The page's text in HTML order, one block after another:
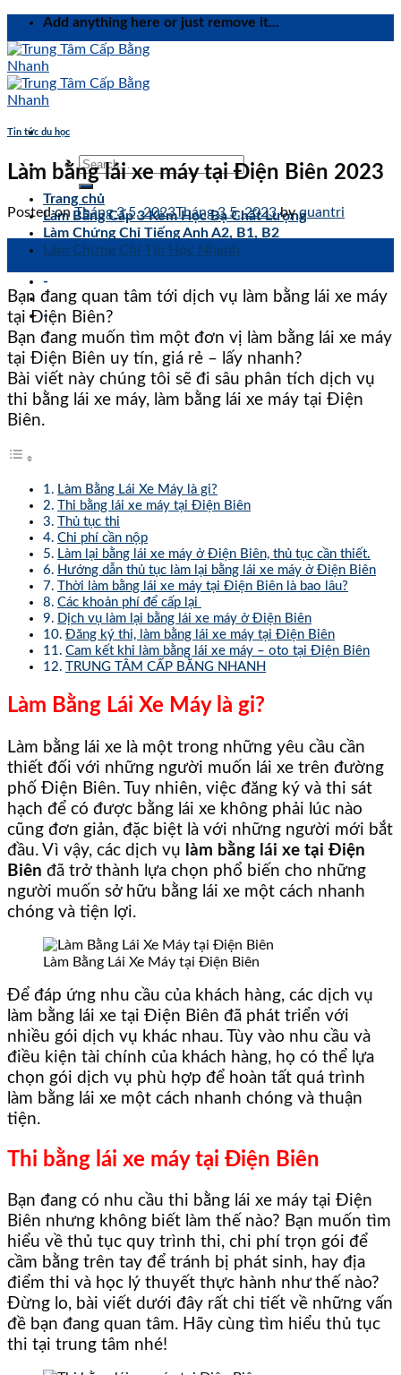
Skip
to
content
Add anything here or just remove it...
Trang chủ
Làm Bằng Cấp 3 Kèm Học Bạ Chất Lượng
Làm Chứng Chỉ Tiếng Anh A2, B1, B2
Làm Chứng Chỉ Tin Học Nhanh
-
-
Tin tức du học
Làm bằng lái xe máy tại Điện Biên 2023
Posted onTháng 3 5, 2023Tháng 3 5, 2023byquantri
Bạn đang quan tâm tới dịch vụ làm bằng lái xe máy
tại Điện Biên?
Bạn đang muốn tìm một đơn vị làm bằng lái xe máy
tại Điện Biên uy tín, giá rẻ – lấy nhanh?
Bài viết này chúng tôi sẽ đi sâu phân tích dịch vụ
thi bằng lái xe máy, làm bằng lái xe máy tại Điện
Biên.
Làm Bằng Lái Xe Máy là gi?
Thi bằng lái xe máy tại Điện Biên
Thủ tục thi
Chi phí cần nộp
Làm lại bằng lái xe máy ở Điện Biên, thủ tục cần thiết.
Hướng dẫn thủ tục làm lại bằng lái xe máy ở Điện Biên
Thời làm bằng lái xe máy tại Điện Biên là bao lâu?
Các khoản phí để cấp lại
Dịch vụ làm lại bằng lái xe máy ở Điện Biên
Đăng ký thi, làm bằng lái xe máy tại Điện Biên
Cam kết khi làm bằng lái xe máy – oto tại Điện Biên
TRUNG TÂM CẤP BẰNG NHANH
Làm Bằng Lái Xe Máy là gi?
Làm bằng lái xe là một trong những yêu cầu cần
thiết đối với những người muốn lái xe trên đường
phố Điện Biên. Tuy nhiên, việc đăng ký và thi sát
hạch để có được bằng lái xe không phải lúc nào
cũng đơn giản, đặc biệt là với những người mới bắt
đầu. Vì vậy, các dịch vụ làm bằng lái xe tại Điện
Biên đã trở thành lựa chọn phổ biến cho những
người muốn sở hữu bằng lái xe một cách nhanh
chóng và tiện lợi.
Làm Bằng Lái Xe Máy tại Điện Biên
Để đáp ứng nhu cầu của khách hàng, các dịch vụ
làm bằng lái xe tại Điện Biên đã phát triển với
nhiều gói dịch vụ khác nhau. Tùy vào nhu cầu và
điều kiện tài chính của khách hàng, họ có thể lựa
chọn gói dịch vụ phù hợp để hoàn tất quá trình
làm bằng lái xe một cách nhanh chóng và thuận
tiện.
Thi bằng lái xe máy tại Điện Biên
Bạn đang có nhu cầu thi bằng lái xe máy tại Điện
Biên nhưng không biết làm thế nào? Bạn muốn tìm
hiểu về thủ tục quy trình thi, chi phí trọn gói để
cầm bằng trên tay để tránh bị phát sinh, hay địa
điểm thi và học lý thuyết thực hành như thế nào?
Đừng lo, bài viết dưới đây rất chi tiết về những vấn
đề bạn đang quan tâm. Hãy cùng tìm hiểu thủ tục
thi tại trung tâm nhé!